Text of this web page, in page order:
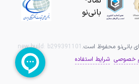
بانی‌نو محفوظ است. new build: b299391101
خصوصی شرایط استفاده